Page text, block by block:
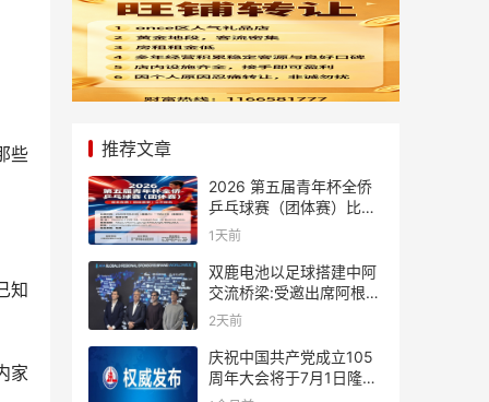
些
知
家
推荐文章
2026 第五届青年杯全侨
乒乓球赛（团体赛）比赛
规则
1天前
双鹿电池以足球搭建中阿
交流桥梁:受邀出席阿根廷
足协赞助商招待会！
2天前
庆祝中国共产党成立105
周年大会将于7月1日隆重
举行